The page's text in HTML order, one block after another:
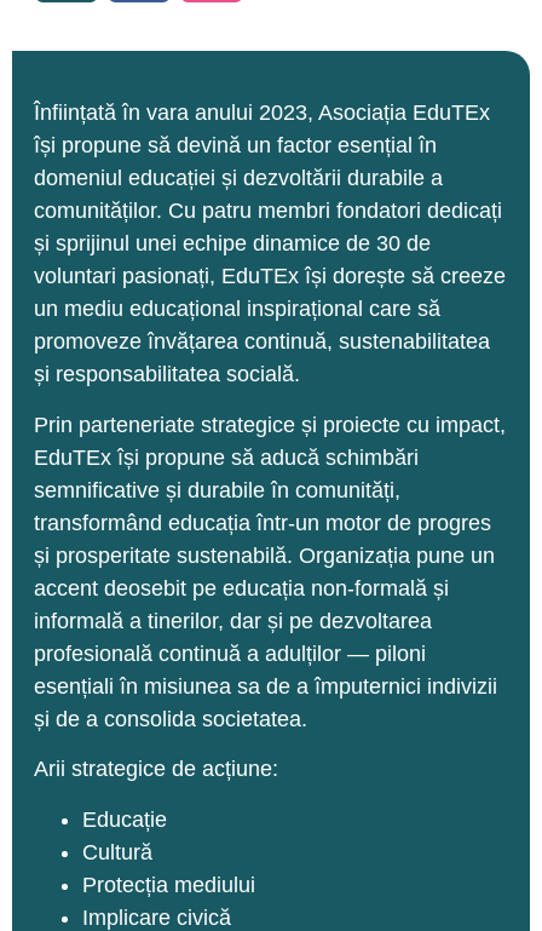
Înființată în vara anului 2023, Asociația EduTEx
își propune să devină un factor esențial în
domeniul educației și dezvoltării durabile a
comunităților. Cu patru membri fondatori dedicați
și sprijinul unei echipe dinamice de 30 de
voluntari pasionați, EduTEx își dorește să creeze
un mediu educațional inspirațional care să
promoveze învățarea continuă, sustenabilitatea
și responsabilitatea socială.
Prin parteneriate strategice și proiecte cu impact,
EduTEx își propune să aducă schimbări
semnificative și durabile în comunități,
transformând educația într-un motor de progres
și prosperitate sustenabilă. Organizația pune un
accent deosebit pe educația non-formală și
informală a tinerilor, dar și pe dezvoltarea
profesională continuă a adulților — piloni
esențiali în misiunea sa de a împuternici indivizii
și de a consolida societatea.
Arii strategice de acțiune:
Educație
Cultură
Protecția mediului
Implicare civică